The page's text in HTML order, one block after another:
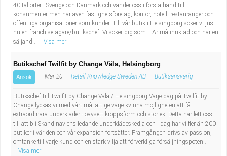
40-tal orter i Sverige och Danmark och vänder oss i första hand till
konsumenter men har även fastighetsföretag, kontor, hotell, restauranger och
offentliga organisationer som kunder. Till vår butik i Helsingborg söker vi just
nu en franchisetagare/butikschef. Vi söker dig som: - Är målinriktad och har en
säljand...
Visa mer
Butikschef Twilfit by Change Väla, Helsingborg
Ansök Mar 20 Retail Knowledge Sweden AB Butiksansvarig
Butikschef till Twilfit by Change Väla / Helsingborg Varje dag på Twilfit by
Change lyckas vi med vårt mål att ge varje kvinna möjligheten att få
extraordinära underkläder - oavsett kroppsform och storlek. Detta har lett oss
till att bli Skandinaviens ledande underklädeskedja och i dag har vi fler än 200
butiker i världen och vår expansion fortsätter. Framgången drivs av passion,
omtanke till varje kund och en stark vilja att förverkliga försäljningspoten...
Visa mer